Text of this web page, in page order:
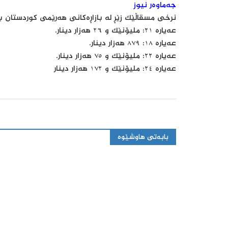
جەماوەر نیوز
نرخی مسقاڵێک زێڕ لە بازاڕەکانی هەرێمی
عەیارە ٢١: ملیۆنێک و ٢٦ هەزار دینار.
عەیارە ١٨: ٨٧٩ هەزار دینار.
عەیارە ٢٢: ملیۆنێک و ٧٥ هەزار دینار.
عەیارە ٢٤: ملیۆنێک و ١٧٢ هەزار دینار
بابەتی هاوشێوە